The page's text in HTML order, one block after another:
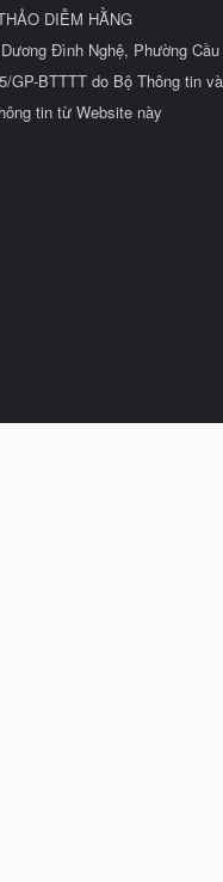
DIỄM HẰNG
Đình Nghệ, Phường
GP-BTTTT do Bộ Thông tin
tin từ Website này